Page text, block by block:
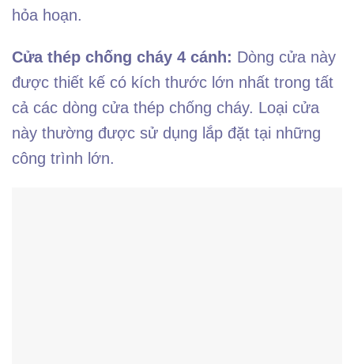
hỏa hoạn.
Cửa thép chống cháy 4 cánh: Dòng cửa này
được thiết kế có kích thước lớn nhất trong tất
cả các dòng cửa thép chống cháy. Loại cửa
này thường được sử dụng lắp đặt tại những
công trình lớn.